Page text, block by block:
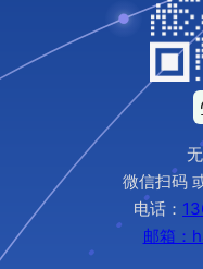
微信扫码
电话：
邮箱：